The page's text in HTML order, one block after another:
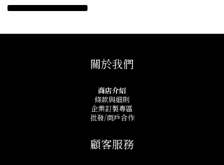
關於我們
商店介紹
條款與細則
企業訂製專區
批發/商戶合作
顧客服務